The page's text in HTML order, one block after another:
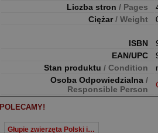
Liczba stron / Pages
Ciężar/ Weight
ISBN
EAN/UPC
Stan produktu / Condition
Osoba Odpowiedzialna /
Responsible Person
POLECAMY!
Głupie zwierzęta Polski i jak je znaleźć. Przewodnik świadomego obserwatora